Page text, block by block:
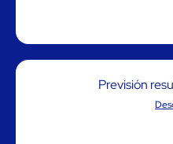
Previsión